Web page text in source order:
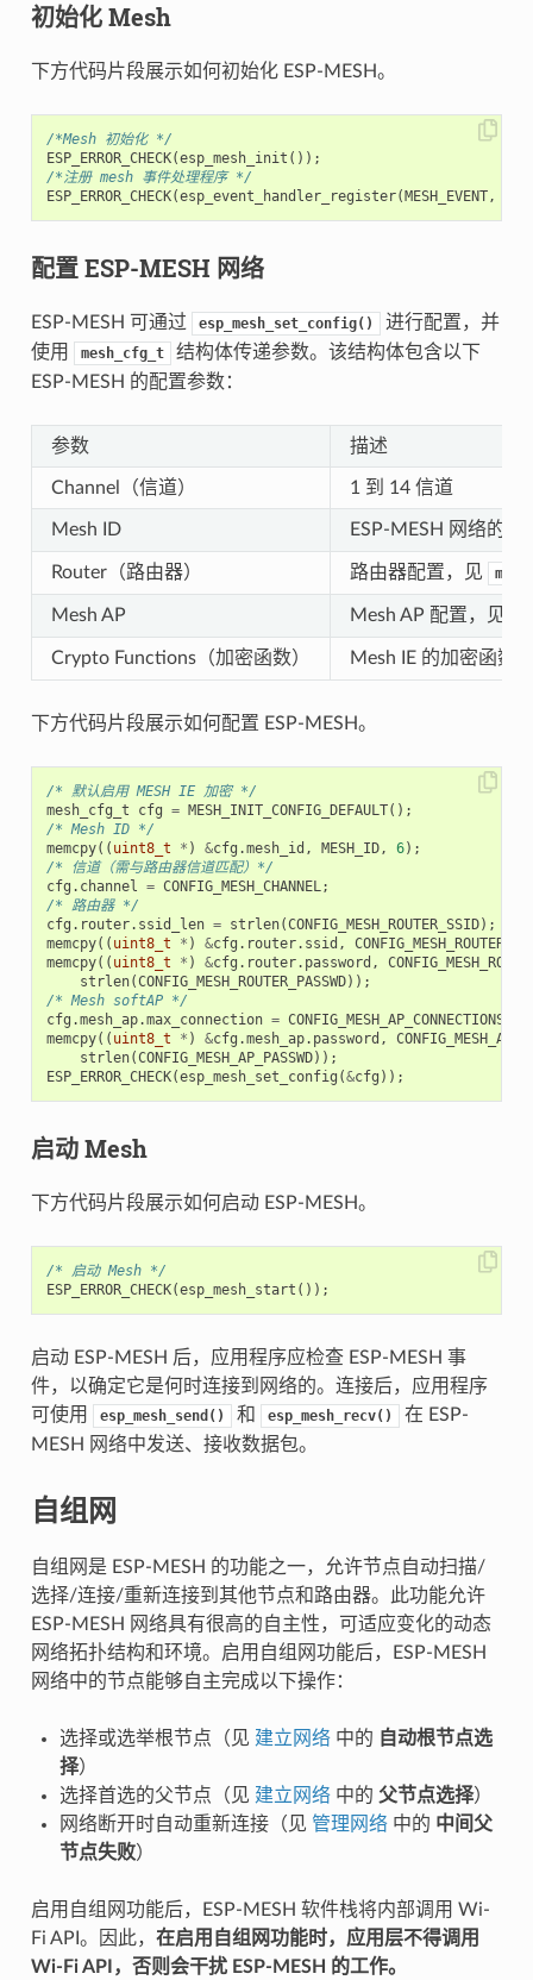
初始化 Mesh
下方代码片段展示如何初始化 ESP-MESH。
/*Mesh 初始化 */
ESP_ERROR_CHECK(esp_mesh_init ());
/*注册 mesh 事件处理程序 */
ESP_ERROR_CHECK(esp_event_handler_register( MESH_EVENT,
配置 ESP-MESH 网络
ESP-MESH 可通过 esp_mesh_set_config()
进行配置，并
使用
mesh_cfg_t
结构体传递参数。该结构体包含以下
ESP-MESH 的配置参数：
参数 描述
Channel（信道） 1 到 14 信道
Mesh ID ESP-MESH 网络的
Router（路由器） 路由器配置，见
Mesh AP Mesh AP 配置，见
Crypto Functions（加密函数） Mesh IE 的加密函数
下方代码片段展示如何配置 ESP-MESH。
/* 默认启用 MESH IE 加密 */
mesh_cfg_t
cfg = MESH_INIT_CONFIG_DEFAULT();
/* Mesh ID */
memcpy(( uint8_t * ) &cfg .mesh_id , MESH_ID, 6);
/* 信道（需与路由器信道匹配）*/
cfg . channel = CONFIG_MESH_CHANNEL;
/* 路由器 */
cfg . router. ssid_len = strlen(CONFIG_MESH_ROUTER_SSID);
memcpy(( uint8_t * ) &cfg . router. ssid ,
memcpy(( uint8_t * ) &cfg . router. password ,
strlen(CONFIG_MESH_ROUTER_PASSWD));
/* Mesh softAP */
cfg .mesh_ap.max_connection = CONFIG_MESH_AP_CONNECTIONS
memcpy(( uint8_t * ) &cfg .mesh_ap. password ,
strlen(CONFIG_MESH_AP_PASSWD));
ESP_ERROR_CHECK(esp_mesh_set_config (&cfg ));
启动 Mesh
下方代码片段展示如何启动 ESP-MESH。
/* 启动 Mesh */
ESP_ERROR_CHECK(esp_mesh_start ());
启动 ESP-MESH 后，应用程序应检查 ESP-MESH 事
件，以确定它是何时连接到网络的。连接后，应用程序
可使用
esp_mesh_send() 和 esp_mesh_recv()
在 ESP-
MESH 网络中发送、接收数据包。
自组网
自组网是 ESP-MESH 的功能之一，允许节点自动扫描/
选择/连接/重新连接到其他节点和路由器。此功能允许
ESP-MESH 网络具有很高的自主性，可适应变化的动态
网络拓扑结构和环境。启用自组网功能后，ESP-MESH
网络中的节点能够自主完成以下操作：
选择或选举根节点（见 建立网络中的 自动根节点选
择）
选择首选的父节点（见 建立网络中的 父节点选择）
网络断开时自动重新连接（见 管理网络中的 中间父
节点失败）
启用自组网功能后，ESP-MESH 软件栈将内部调用 Wi-
Fi API。因此， 在启用自组网功能时，应用层不得调用
Wi-Fi API，否则会干扰 ESP-MESH 的工作。